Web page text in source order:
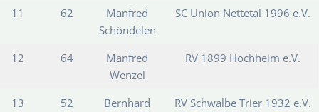
11
62
Manfred
Schöndelen
SC Union Nettetal 1996 e.V.
12 64
Manfred
Wenzel
RV 1899 Hochheim e.V.
13 52 Bernhard RV Schwalbe Trier 1932 e.V.